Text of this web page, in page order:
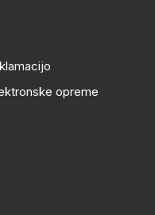
opreme